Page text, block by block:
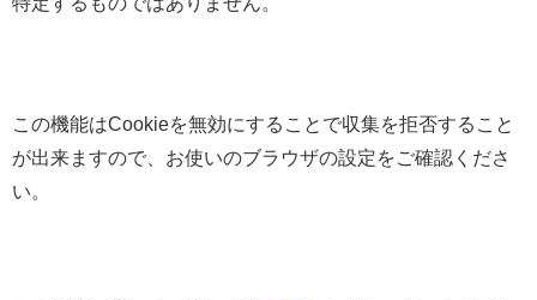
この機能はCookieを無効にすることで収集を拒否すること
が出来ますので、お使いのブラウザの設定をご確認くださ
い。